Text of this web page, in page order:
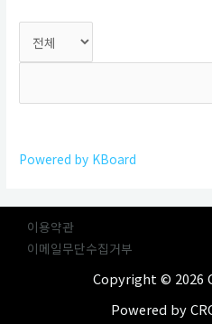
Powered by KBoard
이용약관
이메일무단수집거부
Copyright © 2026
Powered by